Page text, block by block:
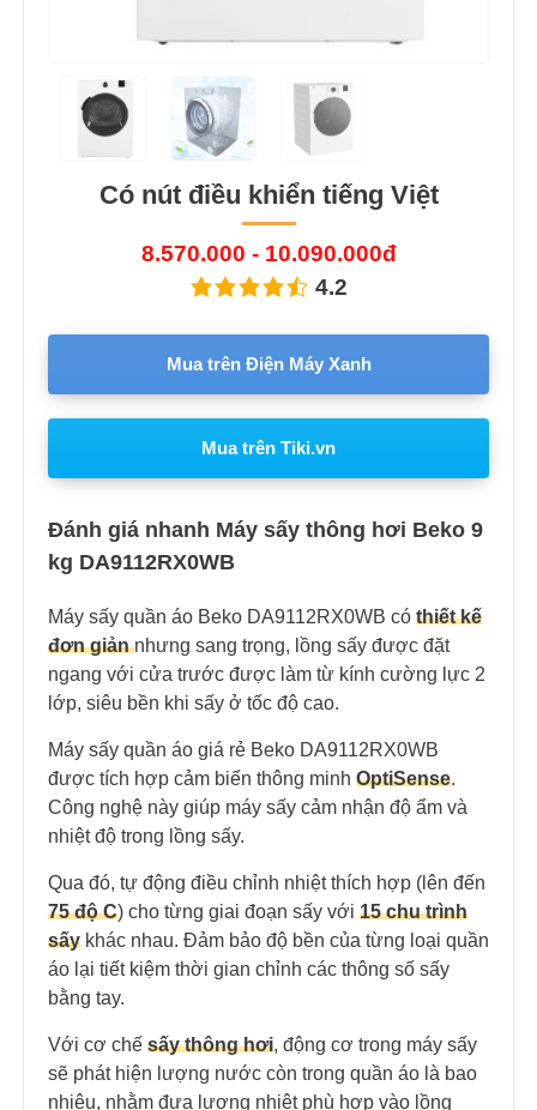
Có nút điều khiển tiếng Việt
8.570.000 - 10.090.000đ
4.2
Mua trên Điện Máy Xanh
Mua trên Tiki.vn
Đánh giá nhanh Máy sấy thông hơi Beko 9
kg DA9112RX0WB
Máy sấy quần áo Beko DA9112RX0WB có thiết kế
đơn giản nhưng sang trọng, lồng sấy được đặt
ngang với cửa trước được làm từ kính cường lực 2
lớp, siêu bền khi sấy ở tốc độ cao.
Máy sấy quần áo giá rẻ Beko DA9112RX0WB
được tích hợp cảm biến thông minh OptiSense.
Công nghệ này giúp máy sấy cảm nhận độ ẩm và
nhiệt độ trong lồng sấy.
Qua đó, tự động điều chỉnh nhiệt thích hợp (lên đến
75 độ C) cho từng giai đoạn sấy với 15 chu trình
sấy khác nhau. Đảm bảo độ bền của từng loại quần
áo lại tiết kiệm thời gian chỉnh các thông số sấy
bằng tay.
Với cơ chế sấy thông hơi, động cơ trong máy sấy
sẽ phát hiện lượng nước còn trong quần áo là bao
nhiêu, nhằm đưa lượng nhiệt phù hợp vào lồng